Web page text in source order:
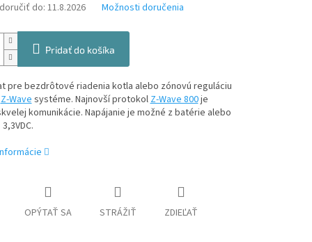
do: 11.8.2026 Možnosti doručenia
Pridať do košíka
pre bezdrôtové riadenia kotla alebo zónovú reguláciu
Z-Wavesystéme. Najnovší protokolZ-Wave 800je
komunikácie. Napájanie je možné z batérie alebo
OPÝTAŤ SA STRÁŽIŤ ZDIEĽAŤ